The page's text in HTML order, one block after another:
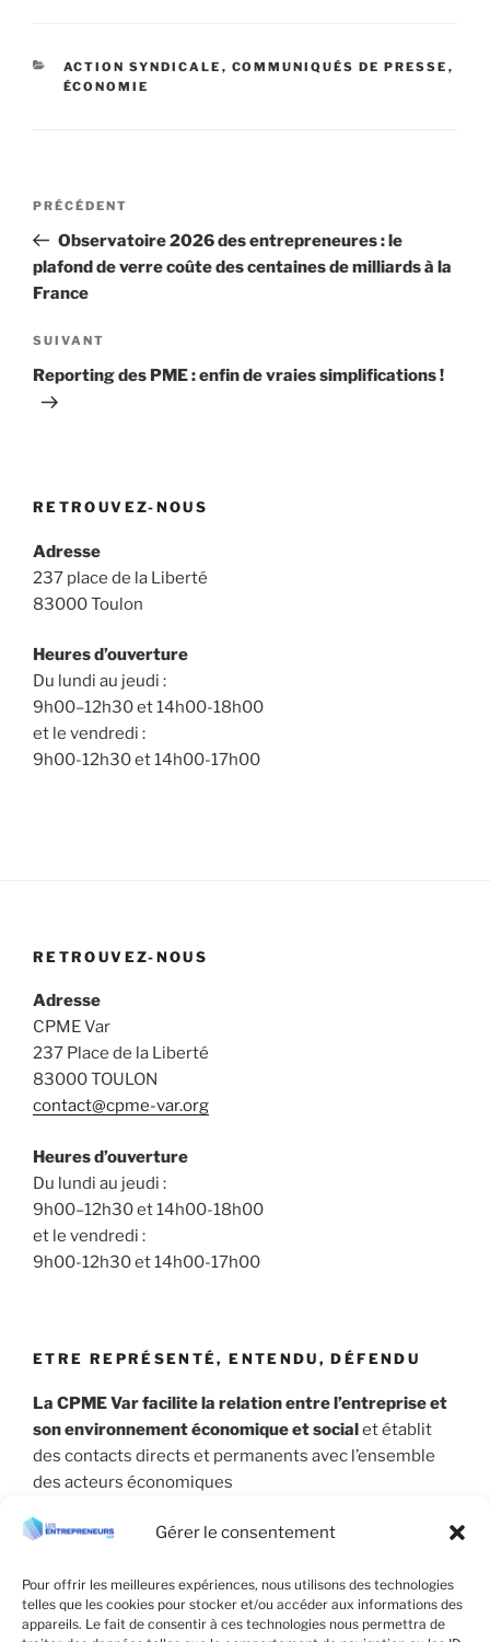
Gérer le consentement
Pour offrir les meilleures expériences, nous utilisons des technologies
telles que les cookies pour stocker et/ou accéder aux informations des
appareils. Le fait de consentir à ces technologies nous permettra de
CATÉGORIES
ACTION SYNDICALE , COMMUNIQUÉS DE PRESSE ,
ÉCONOMIE
Navigation
l’article
Article
précédent
PRÉCÉDENT
Observatoire 2026 des entrepreneures : le
plafond de verre coûte des centaines de milliards à la
France
Article
suivant
SUIVANT
Reporting des PME : enfin de vraies simplifications !
RETROUVEZ-NOUS
Adresse
237 place de la Liberté
83000 Toulon
Heures d’ouverture
Du lundi au jeudi :
9h00–12h30 et 14h00-18h00
et le vendredi :
9h00-12h30 et 14h00-17h00
RETROUVEZ-NOUS
Adresse
CPME Var
237 Place de la Liberté
83000 TOULON
contact@cpme-var.org
Heures d’ouverture
Du lundi au jeudi :
9h00–12h30 et 14h00-18h00
et le vendredi :
9h00-12h30 et 14h00-17h00
ETRE REPRÉSENTÉ, ENTENDU, DÉFENDU
La CPME Var facilite la relation entre l’entreprise et
son environnement économique et socialet établit
des contacts directs et permanents avec l’ensemble
des acteurs économiques